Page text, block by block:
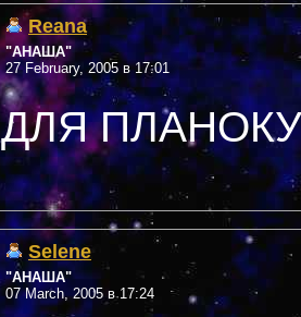
Reana
"АНАША"
27 February, 2005 в 17:01
ДЛЯ
Selene
"АНАША"
07 March, 2005 в 17:24